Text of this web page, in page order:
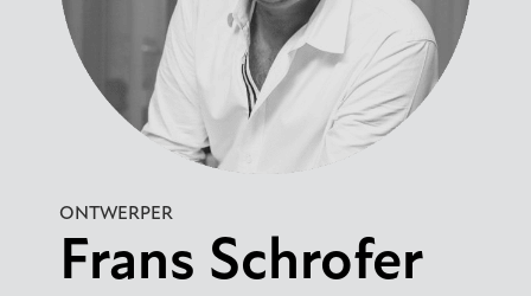
ONTWERPER
Frans Schrofer